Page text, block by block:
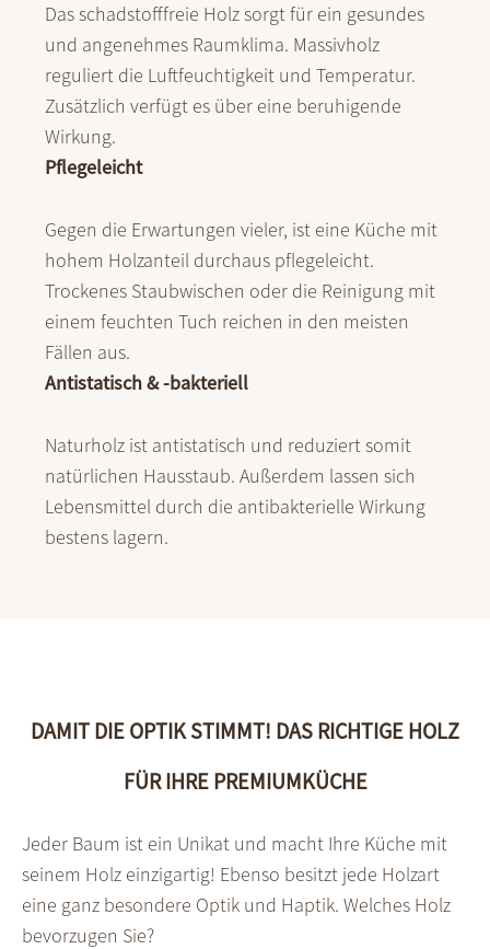
Das schadstofffreie Holz sorgt für ein gesundes
und angenehmes Raumklima. Massivholz
reguliert die Luftfeuchtigkeit und Temperatur.
Zusätzlich verfügt es über eine beruhigende
Wirkung.
Pflegeleicht
Gegen die Erwartungen vieler, ist eine Küche mit
hohem Holzanteil durchaus pflegeleicht.
Trockenes Staubwischen oder die Reinigung mit
einem feuchten Tuch reichen in den meisten
Fällen aus.
Antistatisch & -bakteriell
Naturholz ist antistatisch und reduziert somit
natürlichen Hausstaub. Außerdem lassen sich
Lebensmittel durch die antibakterielle Wirkung
bestens lagern.
DAMIT DIE OPTIK STIMMT! DAS RICHTIGE HOLZ
FÜR IHRE PREMIUMKÜCHE
Jeder Baum ist ein Uni­kat und macht Ihre Küche mit
seinem Holz einzig­artig! Ebenso besitzt jede Holz­art
eine ganz beson­dere Optik und Hap­tik. Welches Holz
be­vor­zugen Sie?